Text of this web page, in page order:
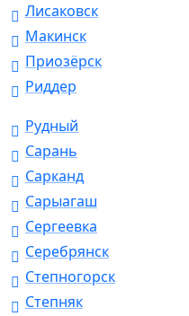
Лисаковск
Макинск
Приозёрск
Риддер
Рудный
Сарань
Сарканд
Сарыагаш
Сергеевка
Серебрянск
Степногорск
Степняк